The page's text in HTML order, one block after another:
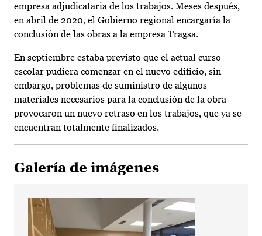
empresa adjudicataria de los trabajos. Meses después,
en abril de 2020, el Gobierno regional encargaría la
conclusión de las obras a la empresa Tragsa.
En septiembre estaba previsto que el actual curso
escolar pudiera comenzar en el nuevo edificio, sin
embargo, problemas de suministro de algunos
materiales necesarios para la conclusión de la obra
provocaron un nuevo retraso en los trabajos, que ya se
encuentran totalmente finalizados.
Galería de imágenes